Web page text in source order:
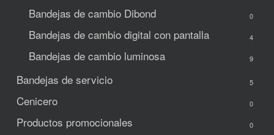
Bandejas de cambio Dibond 0
Bandejas de cambio digital con pantalla 4
Bandejas de cambio luminosa 9
Bandejas de servicio 5
Cenicero 0
Productos promocionales 0